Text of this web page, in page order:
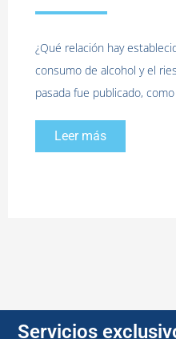
¿Qué relación hay
consumo de alcohol y el
pasada fue publicado,
Leer más
Servicios